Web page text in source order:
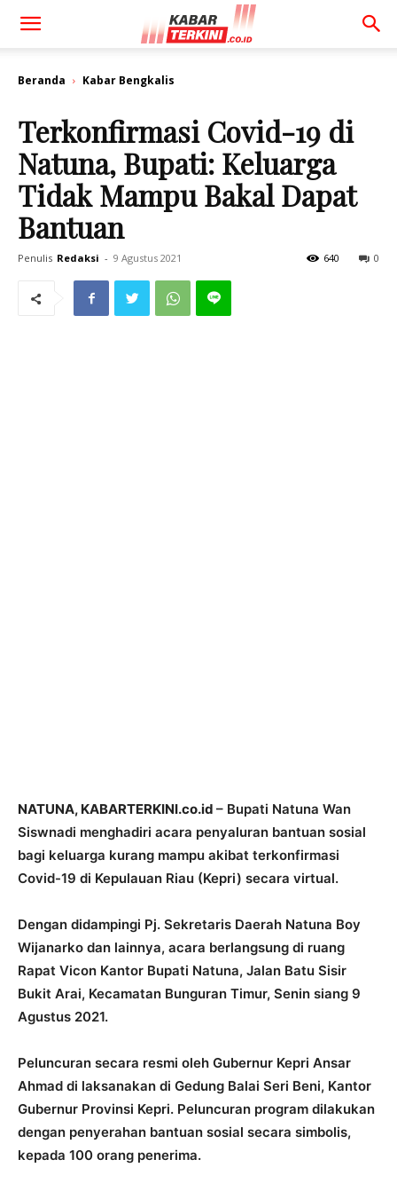
Beranda Kabar Bengkalis
Terkonfirmasi Covid-19 di
Natuna, Bupati: Keluarga
Tidak Mampu Bakal Dapat
Bantuan
Penulis Redaksi - 9 Agustus 2021 0
640
NATUNA, KABARTERKINI.co.id – Bupati Natuna Wan
Siswnadi menghadiri acara penyaluran bantuan sosial
bagi keluarga kurang mampu akibat terkonfirmasi
Covid-19 di Kepulauan Riau (Kepri) secara virtual.
Dengan didampingi Pj. Sekretaris Daerah Natuna Boy
Wijanarko dan lainnya, acara berlangsung di ruang
Rapat Vicon Kantor Bupati Natuna, Jalan Batu Sisir
Bukit Arai, Kecamatan Bunguran Timur, Senin siang 9
Agustus 2021.
Peluncuran secara resmi oleh Gubernur Kepri Ansar
Ahmad di laksanakan di Gedung Balai Seri Beni, Kantor
Gubernur Provinsi Kepri. Peluncuran program dilakukan
dengan penyerahan bantuan sosial secara simbolis,
kepada 100 orang penerima.